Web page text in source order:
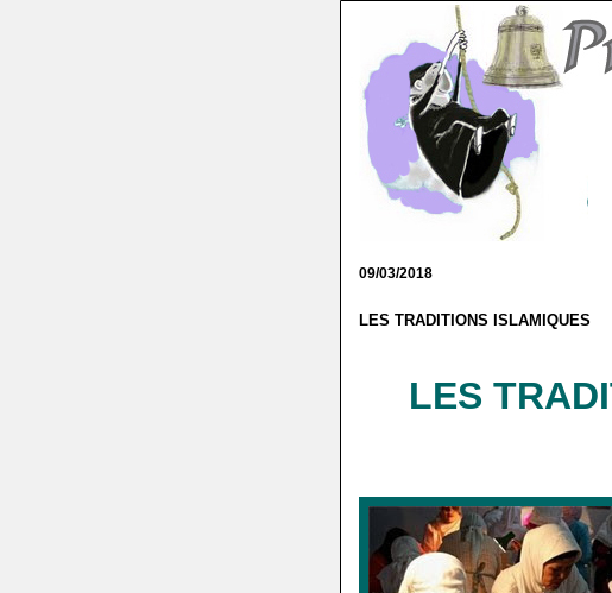
09/03/2018
LES TRADITIONS ISLAMIQUES
LES